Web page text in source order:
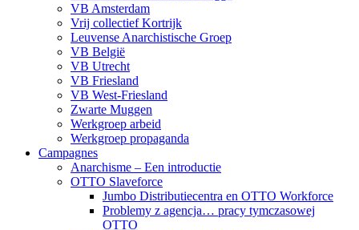
VB Amsterdam
Vrij collectief Kortrijk
Leuvense Anarchistische Groep
VB België
VB Utrecht
VB Friesland
VB West-Friesland
Zwarte Muggen
Werkgroep arbeid
Werkgroep propaganda
Campagnes
Anarchisme – Een introductie
OTTO Slaveforce
Jumbo Distributiecentra en OTTO Workforce
Problemy z agencja… pracy tymczasowej
OTTO